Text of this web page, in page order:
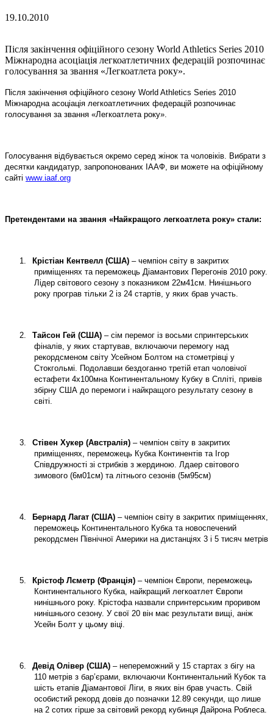
19.10.2010
Після закінчення офіційного сезону World Athletics Series 2010
Міжнародна асоціація легкоатлетичних федерацій розпочинає
голосування за звання «Легкоатлета року».
Після закінчення офіційного сезону World Athletics Series 2010
Міжнародна асоціація легкоатлетичних федерацій розпочинає
голосування за звання «Легкоатлета року».
Голосування відбувається окремо серед жінок та чоловіків. Вибрати з
десятки кандидатур, запропонованих ІААФ, ви можете на офіційному
сайті www. iaaf org
Претендентами на звання «Найкращого легкоатлета року» стали:
1. Крістіан Кентвелл (США) – чемпіон світу в закритих
приміщеннях та переможець Діамантових Перегонів 2010 року.
Лідер світового сезону з показником 22м41см. Нинішнього
року програв тільки 2 із 24 стартів, у яких брав участь.
2. Тайсон Гей (США) – сім перемог із восьми спринтерських
фіналів, у яких стартував, включаючи перемогу над
рекордсменом світу Усейном Болтом на стометрівці у
Стокгольмі. Подолавши бездоганно третій етап чоловічої
естафети 4х100мна Континентальному Кубку в Спліті, привів
збірну США до перемоги і найкращого результату сезону в
світі.
3. Стівен Хукер (Австралія) – чемпіон світу в закритих
приміщеннях, переможець Кубка Континентів та Ігор
Співдружності зі стрибків з жердиною. Лдаер світового
зимового (6м01см) та літнього сезонів (5м95см)
4. Бернард Лагат (США) – чемпіон світу в закритих приміщеннях,
переможець Континентального Кубка та новоспечений
рекордсмен Північної Америки на дистанціях 3 і 5 тисяч метрів
5. Крістоф Лєметр (Франція) – чемпіон Європи, переможець
Континентального Кубка, найкращий легкоатлет Європи
нинішнього року. Крістофа назвали спринтерським проривом
нинішнього сезону. У свої 20 він має результати вищі, аніж
Усейн Болт у цьому віці.
6. Девід Олівер (США) – непереможний у 15 стартах з бігу на
110 метрів з бар’єрами, включаючи Континентальний Кубок та
шість етапів Діамантової Ліги, в яких він брав участь. Свій
особистий рекорд довів до позначки 12.89 секунди, що лише
на 2 сотих гірше за світовий рекорд кубинця Дайрона Роблеса.